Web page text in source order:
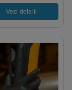
Vezi detalii